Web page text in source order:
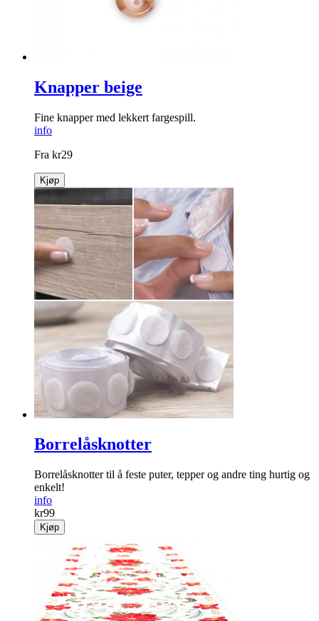
Knapper beige
Fine knapper med lekkert fargespill.
info
Fra kr29
Kjøp
Borrelåsknotter
Borrelåsknotter til å feste puter, tepper og andre ting hurtig og
enkelt!
info
kr99
Kjøp